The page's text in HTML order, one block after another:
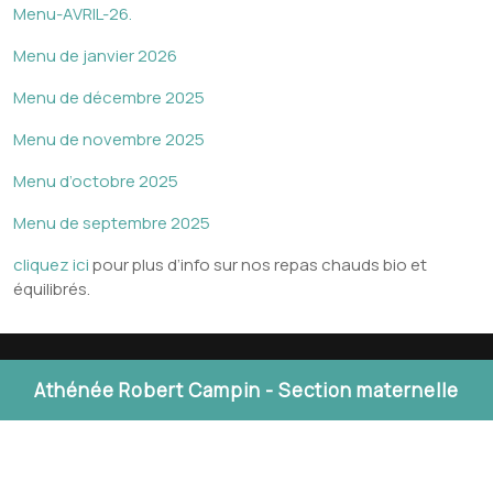
Menu-AVRIL-26.
Menu de janvier 2026
Menu de décembre 2025
Menu de novembre 2025
Menu d’octobre 2025
Menu de septembre 2025
cliquez icipour plus d’info sur nos repas chauds bio et
équilibrés.
Athénée Robert Campin - Section maternelle